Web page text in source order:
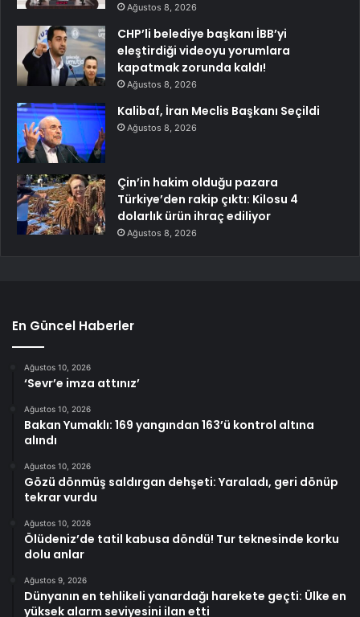
Ağustos 8, 2026
CHP’li belediye başkanı İBB’yi
eleştirdiği videoyu yorumlara
kapatmak zorunda kaldı!
Ağustos 8, 2026
Kalibaf, İran Meclis Başkanı Seçildi
Ağustos 8, 2026
Çin’in hakim olduğu pazara
Türkiye’den rakip çıktı: Kilosu 4
dolarlık ürün ihraç ediliyor
Ağustos 8, 2026
En Güncel Haberler
Ağustos 10, 2026
‘Sevr’e imza attınız’
Ağustos 10, 2026
Bakan Yumaklı: 169 yangından 163’ü kontrol altına
alındı
Ağustos 10, 2026
Gözü dönmüş saldırgan dehşeti: Yaraladı, geri dönüp
tekrar vurdu
Ağustos 10, 2026
Ölüdeniz’de tatil kabusa döndü! Tur teknesinde korku
dolu anlar
Ağustos 9, 2026
Dünyanın en tehlikeli yanardağı harekete geçti: Ülke en
yüksek alarm seviyesini ilan etti